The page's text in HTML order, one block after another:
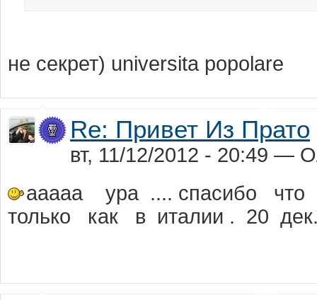
не секрет) universita popolare
Re: Привет Из Прато
вт, 11/12/2012 - 20:49 —
ааааа ура .... спасибо что
только как в италии . 20